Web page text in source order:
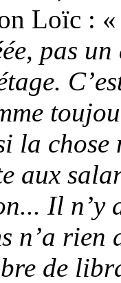
Loïc :
pas
la chose
aux
Il
n’a
de